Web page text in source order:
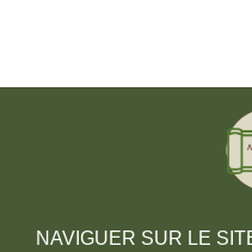
NAVIGUER SUR LE